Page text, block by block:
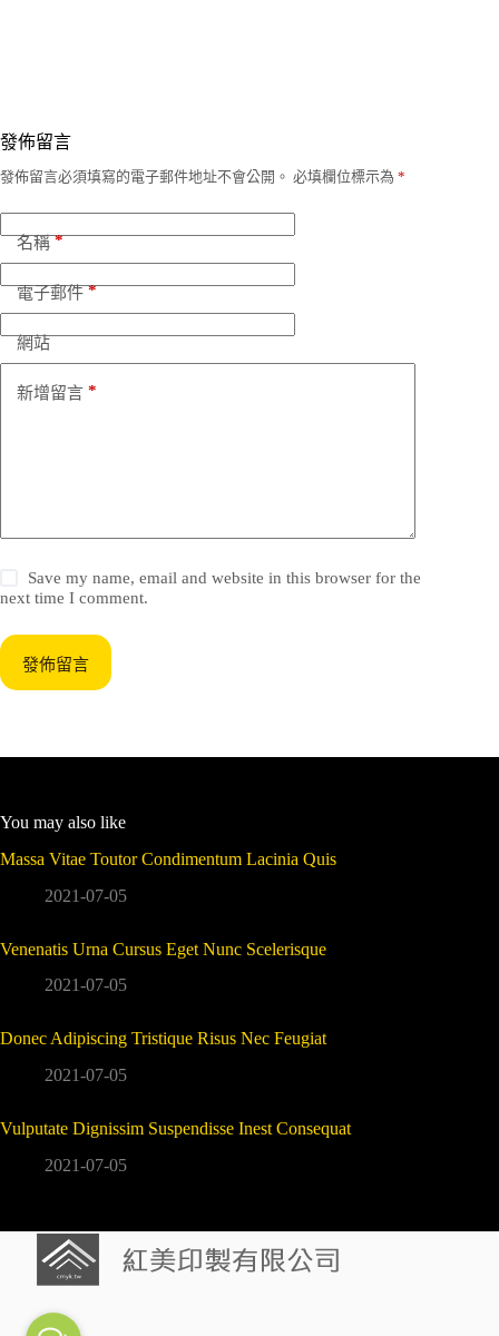
發佈留言
發佈留言必須填寫的電子郵件地址不會公開。 必填欄位標示為 *
名稱*
電子郵件*
網站
新增留言 *
Save my name, email and website in this browser for the
next time I comment.
發佈留言
You may also like
Massa Vitae Toutor Condimentum Lacinia Quis
2021-07-05
Venenatis Urna Cursus Eget Nunc Scelerisque
2021-07-05
Donec Adipiscing Tristique Risus Nec Feugiat
2021-07-05
Vulputate Dignissim Suspendisse Inest Consequat
2021-07-05